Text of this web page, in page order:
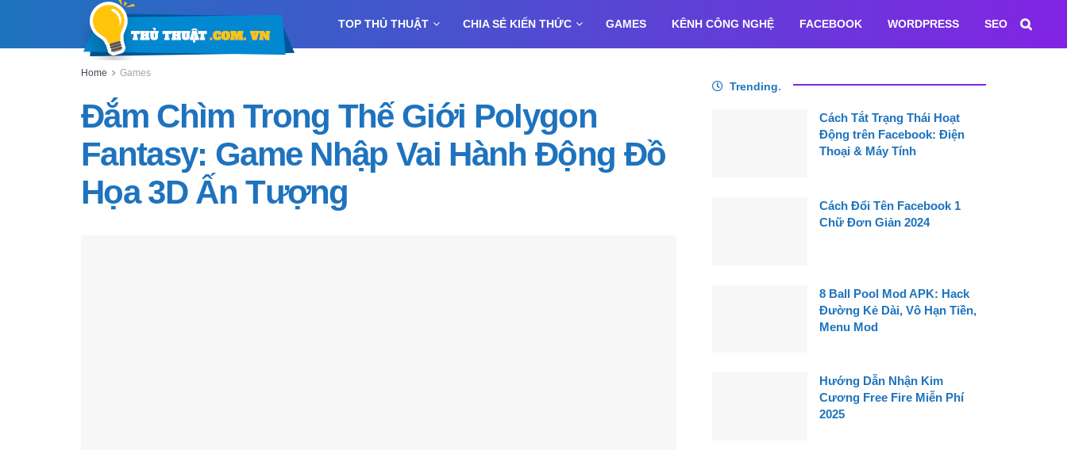
TOP THỦ THUẬT CHIA SẺ KIẾN THỨC GAMES KÊNH CÔNG NGHỆ FACEBOOK WORDPRESS SEO
Home Games
Đắm Chìm Trong Thế Giới Polygon
Fantasy: Game Nhập Vai Hành Động Đồ
Họa 3D Ấn Tượng
Trending.
Cách Tắt Trạng Thái Hoạt
Động trên Facebook: Điện
Thoại & Máy Tính
Cách Đổi Tên Facebook 1
Chữ Đơn Giản 2024
8 Ball Pool Mod APK: Hack
Đường Kẻ Dài, Vô Hạn Tiền,
Menu Mod
Hướng Dẫn Nhận Kim
Cương Free Fire Miễn Phí
2025